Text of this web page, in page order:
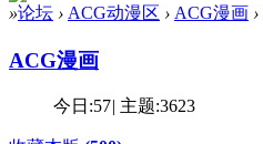
»论坛 › ACG动漫区 › ACG漫画 ›
ACG漫画
今日:57| 主题:3623